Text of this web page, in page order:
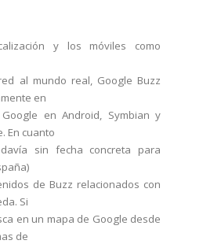
y los móviles como
al mundo real, Google Buzz
en
en Android, Symbian y
En cuanto
sin fecha concreta para
de Buzz relacionados con
Si
en un mapa de Google desde
de